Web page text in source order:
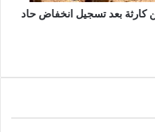
بعد تسجيل انخفاض حاد